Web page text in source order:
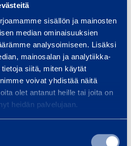
sisällön ja mainosten
median ominaisuuksien
analysoimiseen. Lisäksi
mainosalan ja analytiikka-
siitä, miten käytät
voivat yhdistää näitä
olet antanut heille tai joita on
heidän palvelujaan.
(alv 0 %) 1,12 €